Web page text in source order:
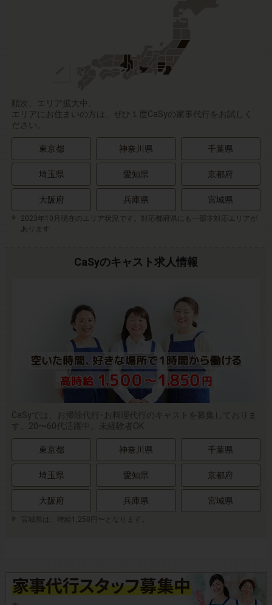
順次、エリア拡大中。
エリアにお住まいの方は、ぜひ１度CaSyの家事代行をお試しく
ださい。
東京都 神奈川県 千葉県
埼玉県 愛知県 京都府
大阪府 兵庫県 宮城県
2023年10月現在のエリア状況です。対応都府県にも一部非対応エリアが
あります
CaSyのキャスト求人情報
CaSyでは、お掃除代行･お料理代行のキャストを募集しておりま
す。20〜60代活躍中。未経験者OK
東京都 神奈川県 千葉県
埼玉県 愛知県 京都府
大阪府 兵庫県 宮城県
宮城県は、時給1,250円〜となります。